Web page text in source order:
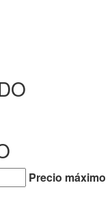
Precio máximo